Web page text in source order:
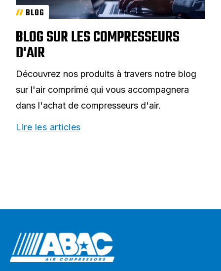
BLOG
BLOG SUR LES COMPRESSEURS
D'AIR
Découvrez nos produits à travers notre blog
sur l'air comprimé qui vous accompagnera
dans l'achat de compresseurs d'air.
Lire les articles